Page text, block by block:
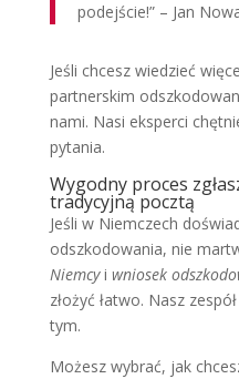
podejście!” – Jan
Jeśli chcesz wiedzieć
partnerskim
nami. Nasi eksperci
pytania.
Wygodny proces
tradycyjną pocztą
Jeśli w Niemczech
odszkodowania, nie
Niemcyi wniosek
złożyć łatwo. Nasz
tym.
Możesz wybrać, jak